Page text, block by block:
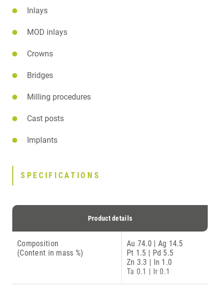
Inlays
MOD inlays
Crowns
Bridges
Milling procedures
Cast posts
Implants
SPECIFICATIONS
Product details
Composition
(Content in mass %)
Au 74.0 | Ag 14.5
Pt 1.5 | Pd 5.5
Zn 3.3 | In 1.0
Ta 0.1 | Ir 0.1